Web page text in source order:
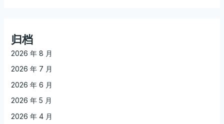
归档
2026 年 8 月
2026 年 7 月
2026 年 6 月
2026 年 5 月
2026 年 4 月